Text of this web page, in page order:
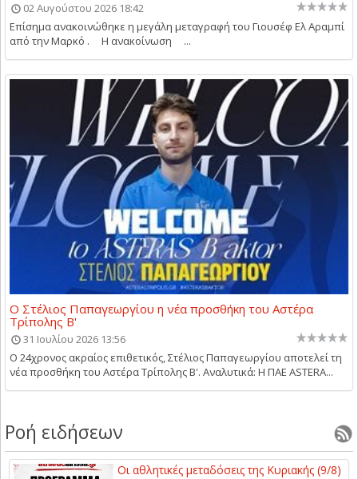
02 Αυγούστου 2026 18:42
Επίσημα ανακοινώθηκε η μεγάλη μεταγραφή του Γιουσέφ Ελ Αραμπί
από την Μαρκό . Η ανακοίνωση ...
Ο Στέλιος Παπαγεωργίου η νέα προσθήκη του Αστέρα
Τρίπολης Β'
31 Ιουλίου 2026 13:56
Ο 24χρονος ακραίος επιθετικός, Στέλιος Παπαγεωργίου αποτελεί τη
νέα προσθήκη του Αστέρα Τρίπολης Β'. Αναλυτικά: Η ΠΑΕ ASTERA...
Ροή ειδήσεων
Οι αθλητικές μεταδόσεις της Κυριακής (9/8)